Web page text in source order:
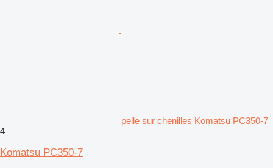
pelle sur chenilles Komatsu PC350-7
4
Komatsu PC350-7